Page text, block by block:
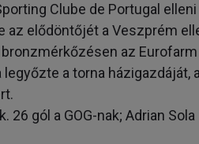
Clube de Portugal
az elődöntőjét a Veszprém
az
a torna házigazdáját,
gól a GOG-nak; Adrian